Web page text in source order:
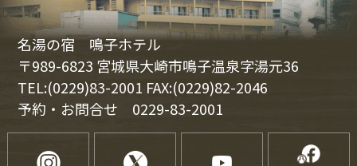
名湯の宿 鳴子ホテル
〒989-6823 宮城県大崎市鳴子温泉字湯元36
TEL:(0229)83-2001 FAX:(0229)82-2046
予約・お問合せ 0229-83-2001